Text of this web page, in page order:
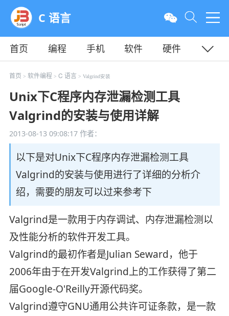
C 语言
首页 编程 手机 软件
硬件
教程
平面 服务器
首页 > 软件编程 > C 语言 > Valgrind安装
Unix下C程序内存泄漏检测工具
Valgrind的安装与使用详解
2013-08-13 09:08:17作者：
以下是对Unix下C程序内存泄漏检测工具
Valgrind的安装与使用进行了详细的分析介
绍，需要的朋友可以过来参考下
Valgrind是一款用于内存调试、内存泄漏检测以
及性能分析的软件开发工具。
Valgrind的最初作者是Julian Seward，他于
2006年由于在开发Valgrind上的工作获得了第二
届Google-O'Reilly开源代码奖。
Valgrind遵守GNU通用公共许可证条款，是一款